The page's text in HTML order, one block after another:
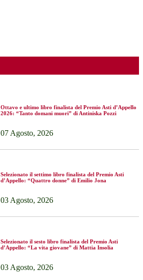
Ottavo e ultimo libro finalista del Premio Asti d’Appello
2026: “Tanto domani muori” di Antiniska Pozzi
07 Agosto, 2026
Selezionato il settimo libro finalista del Premio Asti
d’Appello: “Quattro donne” di Emilio Jona
03 Agosto, 2026
Selezionato il sesto libro finalista del Premio Asti
d’Appello: “La vita giovane” di Mattia Insolia
03 Agosto, 2026